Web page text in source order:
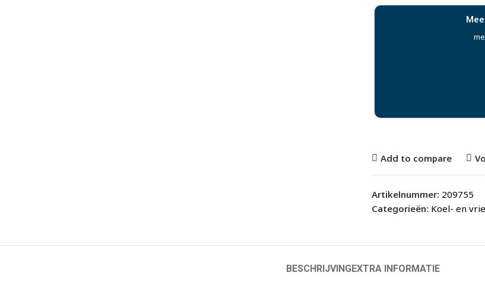
Add to compare
Artikelnummer: 209755
Categorieën: Koel- en
BESCHRIJVINGEXTRA INFORMATIE